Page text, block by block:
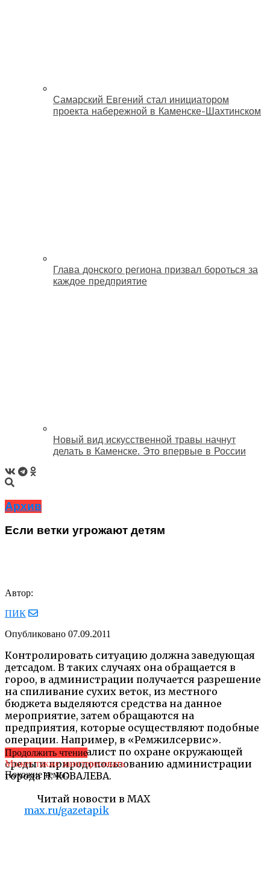
Самарский Евгений стал инициатором
проекта набережной в Каменске-Шахтинском
Глава донского региона призвал бороться за
каждое предприятие
Новый вид искусственной травы начнут
делать в Каменске. Это впервые в России
Архив
Если ветки угрожают детям
Автор:
ПИК
Опубликовано 07.09.2011
Контролировать ситуацию должна заведующая
детсадом. В таких случаях она обращается в
гороо, в администрации получается разрешение
на спиливание сухих веток, из местного
бюджета выделяются средства на данное
мероприятие, затем обращаются на
предприятия, которые осуществляют подобные
операции. Например, в «Ремжилсервис».
Ведущий специалист по охране окружающей
среды и природопользованию администрации
города Н. КОВАЛЕВА.
Читай новости в MAX
max.ru/gazetapik
Продолжить чтение
Может также заинтересовать
Похожие темы: